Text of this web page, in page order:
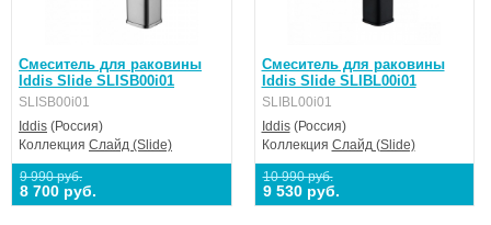
Смеситель для раковины
Iddis Slide SLISB00i01
SLISB00i01
Iddis (Россия)
Коллекция Слайд (Slide)
9 990 руб.
8 700 руб.
Смеситель для раковины
Iddis Slide SLIBL00i01
SLIBL00i01
Iddis(Россия)
Коллекция Слайд (Slide)
10 990 руб.
9 530 руб.